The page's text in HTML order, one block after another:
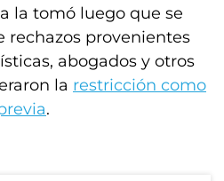
la tomó luego que se
rechazos provenientes
abogados y otros
la restricción como
.